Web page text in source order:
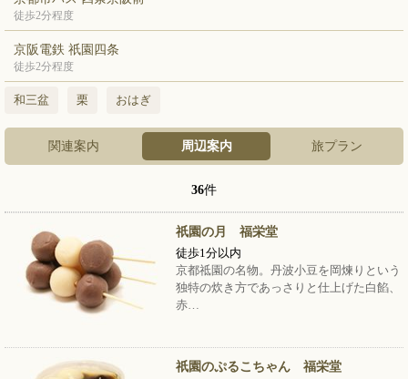
徒歩2分程度
京阪電鉄 祇園四条
徒歩2分程度
和三盆 栗 おはぎ
関連案内 周辺案内 旅プラン
36件
祇園の月 福栄堂
徒歩1分以内
京都祗園の名物。丹波小豆を岡煉りという
独特の炊き方であっさりと仕上げた白餡、
赤…
祇園のぷるこちゃん 福栄堂